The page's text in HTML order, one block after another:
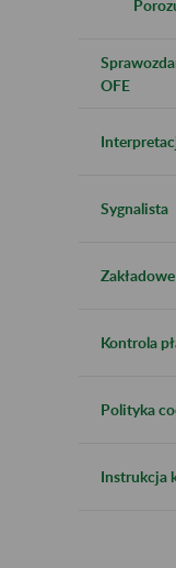
OFE
Sygnalista
Kontrola
Polityka
Instrukcja